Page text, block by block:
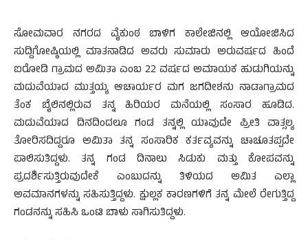
ಸೋಮವಾರ ನಗರದ ವೈಕುಂಠ ಬಾಳಿಗ ಕಾಲೇಜಿನಲ್ಲಿ ಆಯೋಜಿಸಿದ
ಸುದ್ದಿಗೋಷ್ಠಿಯಲ್ಲಿ ಮಾತನಾಡಿದ ಅವರು ಸುಮಾರು ಅರುವರ್ಷದ ಹಿಂದೆ
ಐರೋಡಿ ಗ್ರಾಮದ ಅಮಿತಾ ಎಂಬ 22 ವರ್ಷದ ಅಮಾಯಕ ಹುಡುಗಿಯನ್ನು
ಮದುವೆಯಾದ ಮುತ್ತಯ್ಯ ಆಚಾರ್ಯರ ಮಗ ಜಗದೀಶನು ನಾಡಾಗ್ರಾಮದ
ತೆಂಕ ಬೈಲಿನಲ್ಲಿರುವ ತನ್ನ ಹಿರಿಯರ ಮನೆಯಲ್ಲಿ ಸಂಸಾರ ಹೂಡಿದ.
ಮದುವೆಯಾದ ದಿನದಿಂದಲೂ ಗಂಡ ತನ್ನಲ್ಲಿ ಯಾವುದೇ ಪ್ರೀತಿ ವಾತ್ಸಲ್ಯ
ತೋರಿಸದಿದ್ದರೂ ಅಮಿತಾ ತನ್ನ ಸಂಸಾರಿಕ ಕರ್ತವ್ಯವನ್ನು ಚಾಚೂತಪ್ಪದೇ
ಪಾಲಿಸುತಿದ್ದಳು. ತನ್ನ ಗಂಡ ದಿನಾಲು ಸಿಡುಕು ಮತ್ತು ಕೋಪವನ್ನು
ಪ್ರದರ್ಶಿಸುತ್ತಿರುವುದೇಕೆ ಎಂಬುದನ್ನು ತಿಳಿಯದ ಅಮಿತ ಎಲ್ಲಾ
ಅವಮಾನಗಳನ್ನು ಸಹಿಸುತ್ತಿದ್ದಳು. ಕ್ಷುಲ್ಲಕ ಕಾರಣಗಳಿಗೆ ತನ್ನ ಮೇಲೆ ರೇಗುತ್ತಿದ್ದ
ಗಂಡನನ್ನು ಸಹಿಸಿ ಒಂಟಿ ಬಾಳು ಸಾಗಿಸುತಿದ್ದಳು.